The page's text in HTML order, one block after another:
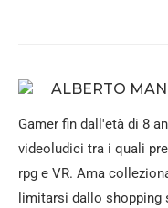
ALBERTO
Gamer fin dall'età di 8
videoludici tra i quali
rpg e VR. Ama
limitarsi dallo